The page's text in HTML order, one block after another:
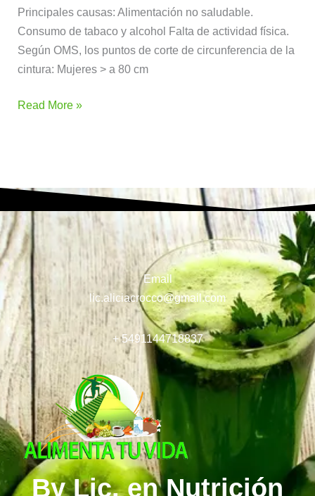
Principales causas: Alimentación no saludable.
Consumo de tabaco y alcohol Falta de actividad física.
Según OMS, los puntos de corte de circunferencia de la
cintura: Mujeres > a 80 cm
Read More »
Email
lic.aliciacrocco@gmail.com
+ 5491144718837
By Lic. en Nutrición